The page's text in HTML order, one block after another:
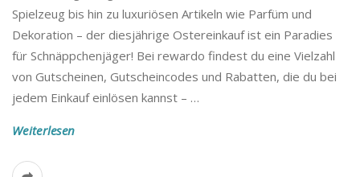
k
B
l
o
Spielzeug bis hin zu luxuriösen Artikeln wie Parfüm und
Dekoration – der diesjährige Ostereinkauf ist ein Paradies
für Schnäppchenjäger! Bei rewardo findest du eine Vielzahl
von Gutscheinen, Gutscheincodes und Rabatten, die du bei
jedem Einkauf einlösen kannst – …
Weiterlesen